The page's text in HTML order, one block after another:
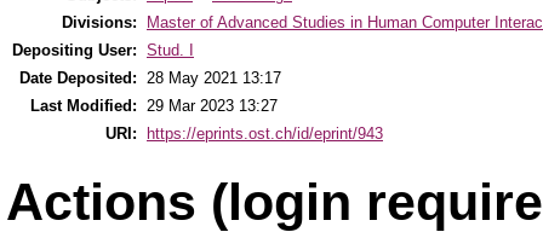
Divisions:
Master of Advanced Studies in Human Computer
Depositing User: Stud. I
Date Deposited: 28 May 2021 13:17
Last Modified: 29 Mar 2023 13:27
URI:
https://eprints.ost.ch/id/eprint/943
Actions (login